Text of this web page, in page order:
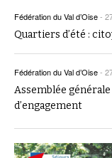
Fédération du Val d’Oise-
Quartiers d’été :
Fédération du Val d’Oise-
Assemblée
d’engagement